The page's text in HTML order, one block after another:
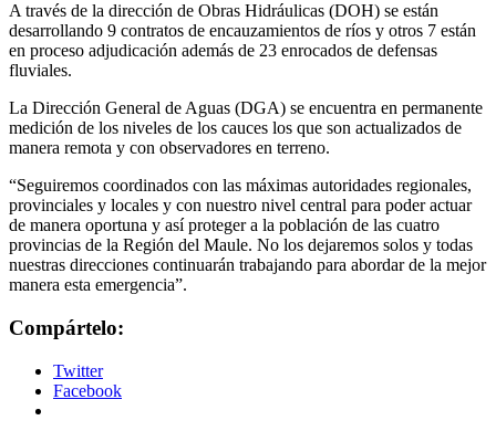
A través de la dirección de Obras Hidráulicas (DOH) se están
desarrollando 9 contratos de encauzamientos de ríos y otros 7 están
en proceso adjudicación además de 23 enrocados de defensas
fluviales.
La Dirección General de Aguas (DGA) se encuentra en permanente
medición de los niveles de los cauces los que son actualizados de
manera remota y con observadores en terreno.
“Seguiremos coordinados con las máximas autoridades regionales,
provinciales y locales y con nuestro nivel central para poder actuar
de manera oportuna y así proteger a la población de las cuatro
provincias de la Región del Maule. No los dejaremos solos y todas
nuestras direcciones continuarán trabajando para abordar de la mejor
manera esta emergencia”.
Compártelo:
Twitter
Facebook